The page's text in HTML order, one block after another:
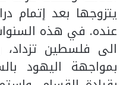
يتزوجها بعد إتمام
عنده. في هذه
الى فلسطين